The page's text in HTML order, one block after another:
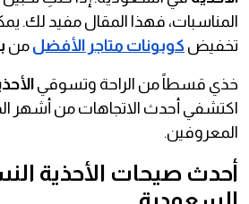
المناسبات، فهذا المقال مفيد لك.
تخفيض كوبونات متاجر الأفضل من
خذي قسطاً من الراحة وتسوقي
اكتشفي أحدث الاتجاهات من أشهر
المعروفين.
أحدث صيحات الأحذية